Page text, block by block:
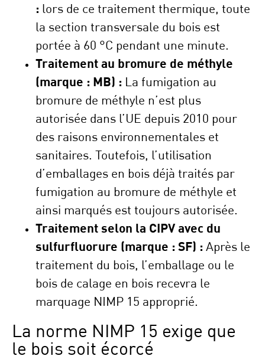
: lors de ce traitement thermique, toute
la section transversale du bois est
portée à 60 °C pendant une minute.
Traitement au bromure de méthyle
(marque : MB) : La fumigation au
bromure de méthyle n’est plus
autorisée dans l’UE depuis 2010 pour
des raisons environnementales et
sanitaires. Toutefois, l’utilisation
d’emballages en bois déjà traités par
fumigation au bromure de méthyle et
ainsi marqués est toujours autorisée.
Traitement selon la CIPV avec du
sulfurfluorure (marque : SF) : Après le
traitement du bois, l’emballage ou le
bois de calage en bois recevra le
marquage NIMP 15 approprié.
La norme NIMP 15 exige que
le bois soit écorcé